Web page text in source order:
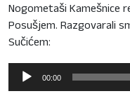
Nogometaši Kamešnice
Posušjem. Razgovarali
Sučićem:
Reproduktor
audiozapisa
00:00